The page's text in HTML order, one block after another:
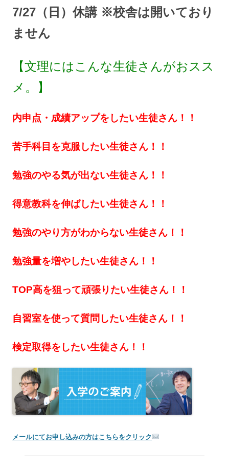
7/27（日）休講 ※校舎は開いており
ません
【文理にはこんな生徒さんがおスス
メ。】
内申点・成績アップをしたい生徒さん！！
苦手科目を克服したい生徒さん！！
勉強のやる気が出ない生徒さん！！
得意教科を伸ばしたい生徒さん！！
勉強のやり方がわからない生徒さん！！
勉強量を増やしたい生徒さん！！
TOP高を狙って頑張りたい生徒さん！！
自習室を使って質問したい生徒さん！！
検定取得をしたい生徒さん！！
メールにてお申し込みの方はこちらをクリック